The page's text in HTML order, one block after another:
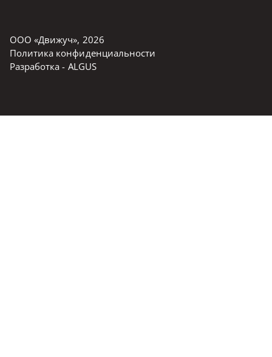
ООО «Движуч», 2026
Политика конфиденциальности
Разработка - ALGUS